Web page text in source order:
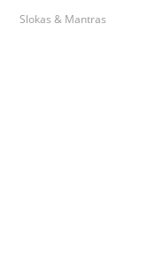
Slokas & Mantras